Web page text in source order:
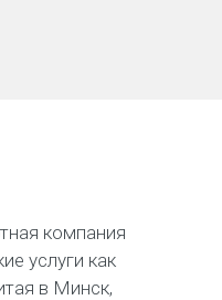
компания
услуги как
в Минск,